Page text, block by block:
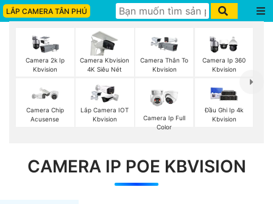
LẮP CAMERA TÂN PHÚ
Camera 2k Ip
Kbvision
Camera Kbvision
4K Siêu Nét
Camera Thân To
Kbvision
Camera Ip 360
Kbvision
Camera Chip
Acusense
Lắp Camera IOT
Kbvision
Camera Ip Full
Color
Đầu Ghi Ip 4k
Kbvision
CAMERA IP POE KBVISION